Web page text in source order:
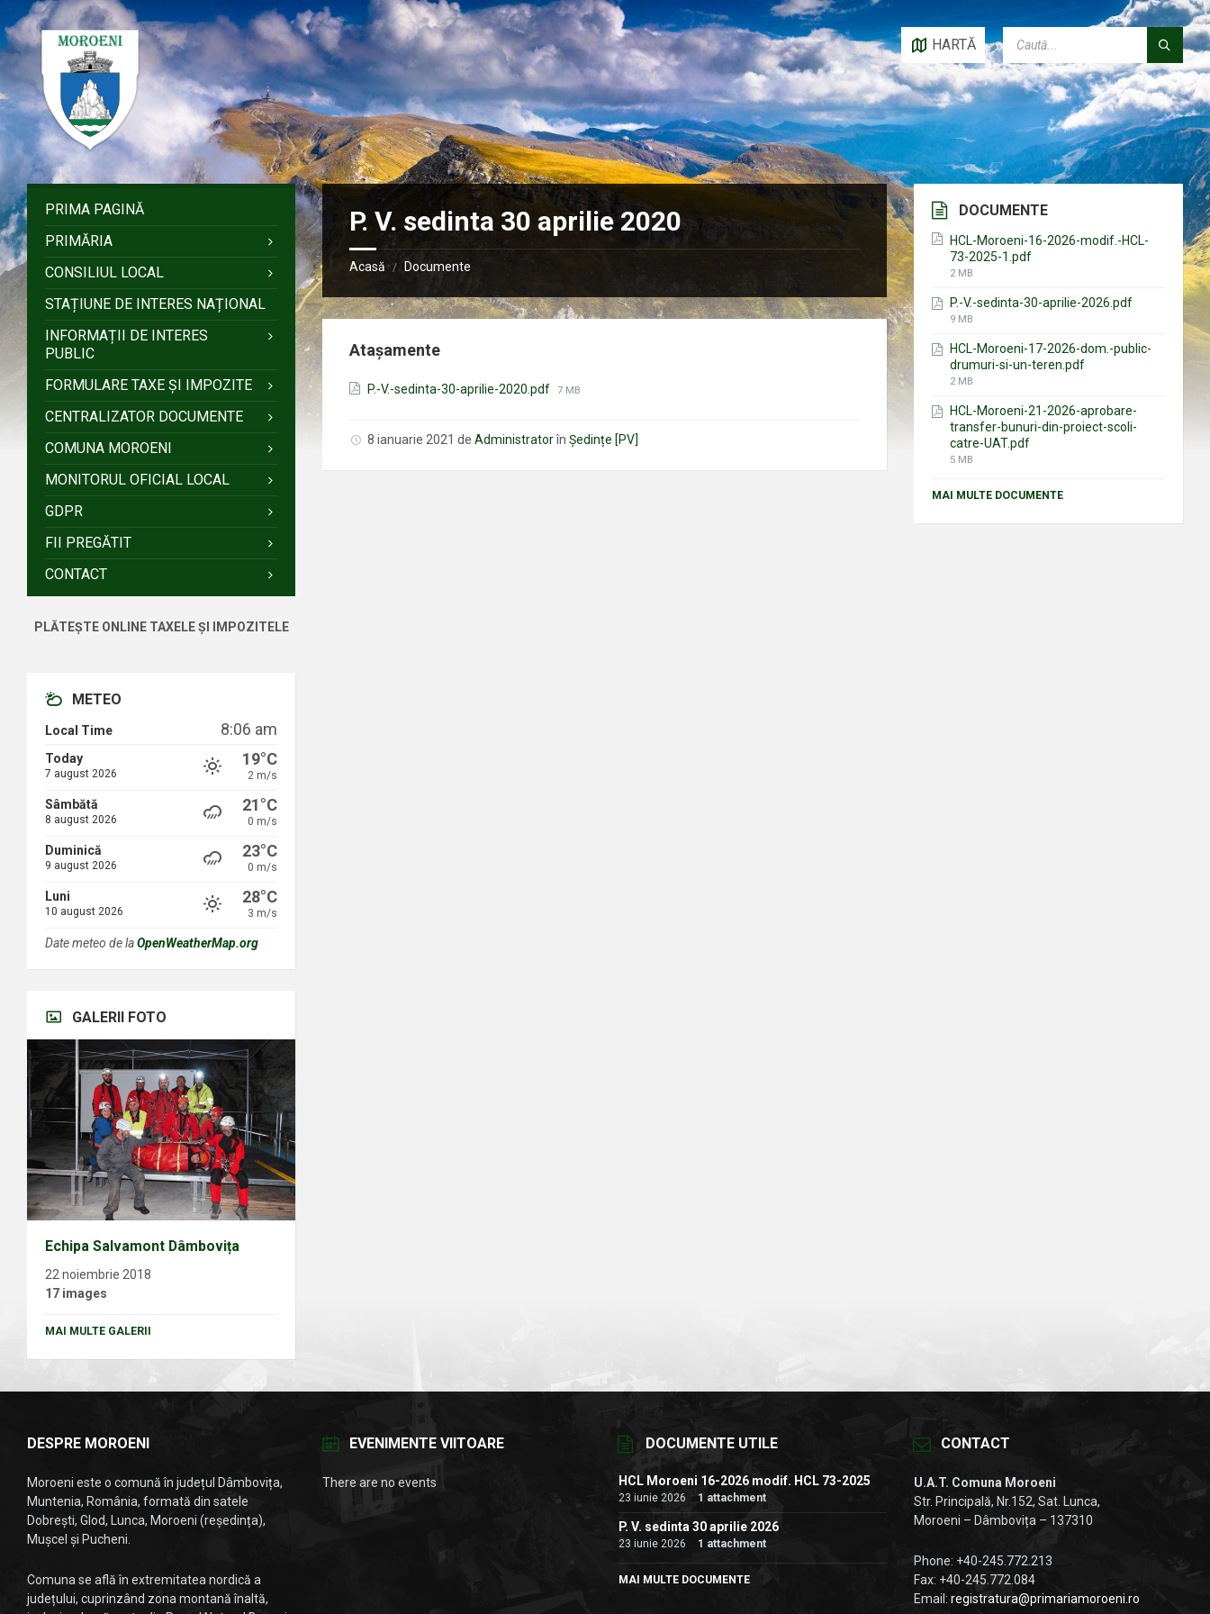
la
conținut
la
bara
laterală
stângă
la
bara
laterală
dreaptă
la
subsol
HARTĂ
P. V. sedinta 30 aprilie 2020
Acasă / Documente
Atașamente
P.-V.-sedinta-30-aprilie-2020.pdf Mărimea
7 MB
8 ianuarie 2021deAdministrator înȘedințe [PV]
PRIMA PAGINĂ
PRIMĂRIA
CONSILIUL LOCAL
STAȚIUNE DE INTERES NAȚIONAL
INFORMAȚII DE INTERES
PUBLIC
FORMULARE TAXE ȘI IMPOZITE
CENTRALIZATOR DOCUMENTE
COMUNA MOROENI
MONITORUL OFICIAL LOCAL
GDPR
FII PREGĂTIT
CONTACT
PLĂTEȘTE ONLINE TAXELE ȘI IMPOZITELE
METEO
Local Time 8:06 am
Today
7 august 2026
19°C
2 m/s
Sâmbătă
8 august 2026
21°C
0 m/s
Duminică
9 august 2026
23°C
0 m/s
Luni
10 august 2026
28°C
3 m/s
Date meteo de laOpenWeatherMap.org
GALERII FOTO
Echipa Salvamont Dâmbovița
22 noiembrie 2018
17 images
MAI MULTE GALERII
DOCUMENTE
HCL-Moroeni-16-2026-modif.-HCL-
73-2025-1.pdf
File
2 MB
P.-V.-sedinta-30-aprilie-2026.pdf
File
9 MB
HCL-Moroeni-17-2026-dom.-public-
drumuri-si-un-teren.pdf
File
2 MB
HCL-Moroeni-21-2026-aprobare-
transfer-bunuri-din-proiect-scoli-
catre-UAT.pdf
File
5 MB
MAI MULTE DOCUMENTE
DESPRE MOROENI
Moroeni este o comună în județul Dâmbovița,
Muntenia, România, formată din satele
Dobrești, Glod, Lunca, Moroeni (reședința),
Mușcel și Pucheni.
Comuna se află în extremitatea nordică a
județului, cuprinzând zona montană înaltă,
EVENIMENTE VIITOARE
There are no events
DOCUMENTE UTILE
HCL Moroeni 16-2026 modif. HCL 73-2025
23 iunie 2026 1 attachment
P. V. sedinta 30 aprilie 2026
23 iunie 2026 1 attachment
MAI MULTE DOCUMENTE
CONTACT
U.A.T. Comuna Moroeni
Str. Principală, Nr.152, Sat. Lunca,
Moroeni – Dâmbovița – 137310
Phone: +40-245.772.213
Fax: +40-245.772.084
Email:registratura@primariamoroeni.ro